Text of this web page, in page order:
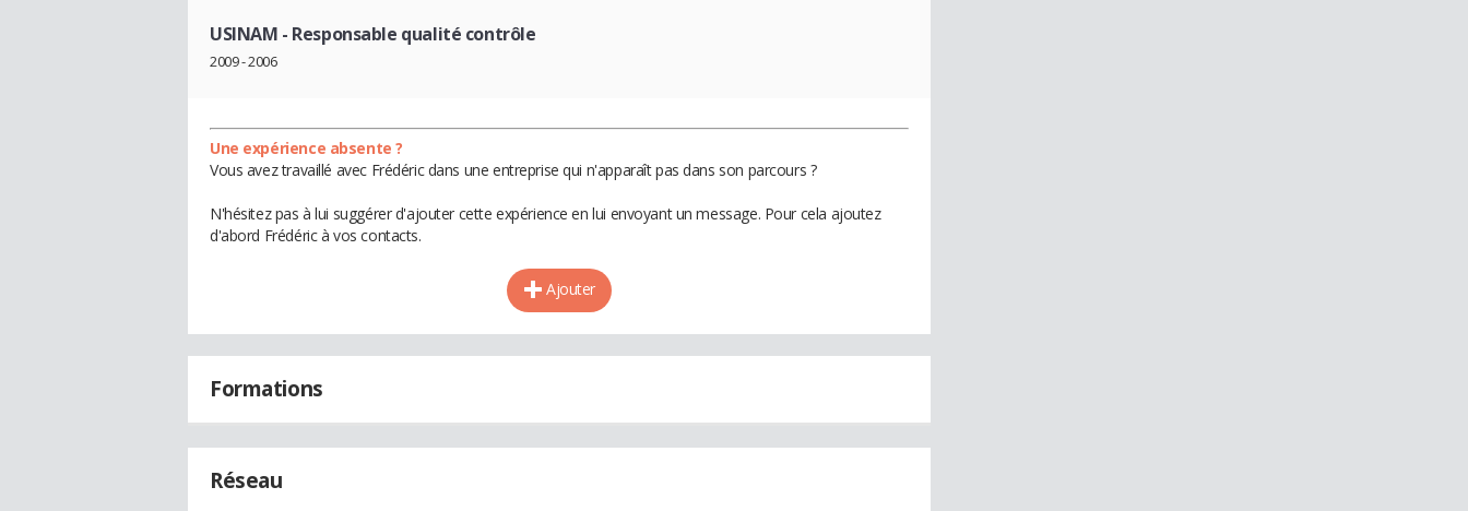
USINAM - Responsable qualité contrôle
2009 - 2006
Une expérience absente ?
Vous avez travaillé avec Frédéric dans une entreprise qui n'apparaît pas dans son parcours ?
N'hésitez pas à lui suggérer d'ajouter cette expérience en lui envoyant un message. Pour cela ajoutez
d'abord Frédéric à vos contacts.
Ajouter
Formations
Réseau